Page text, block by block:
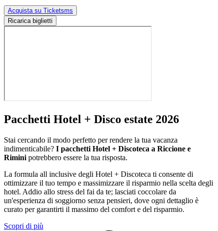
Acquista su Ticketsms
Ricarica biglietti
Pacchetti Hotel + Disco estate 2026
Stai cercando il modo perfetto per rendere la tua vacanza
indimenticabile? I pacchetti Hotel + Discoteca a Riccione e
Rimini potrebbero essere la tua risposta.
La formula all inclusive degli Hotel + Discoteca ti consente di
ottimizzare il tuo tempo e massimizzare il risparmio nella scelta degli
hotel. Addio allo stress del fai da te; lasciati coccolare da
un'esperienza di soggiorno senza pensieri, dove ogni dettaglio è
curato per garantirti il massimo del comfort e del risparmio.
Scopri di più